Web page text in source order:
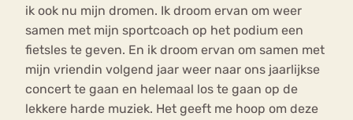
ik ook nu mijn dromen. Ik droom ervan om weer
samen met mijn sportcoach op het podium een
fietsles te geven. En ik droom ervan om samen met
mijn vriendin volgend jaar weer naar ons jaarlijkse
concert te gaan en helemaal los te gaan op de
lekkere harde muziek. Het geeft me hoop om deze